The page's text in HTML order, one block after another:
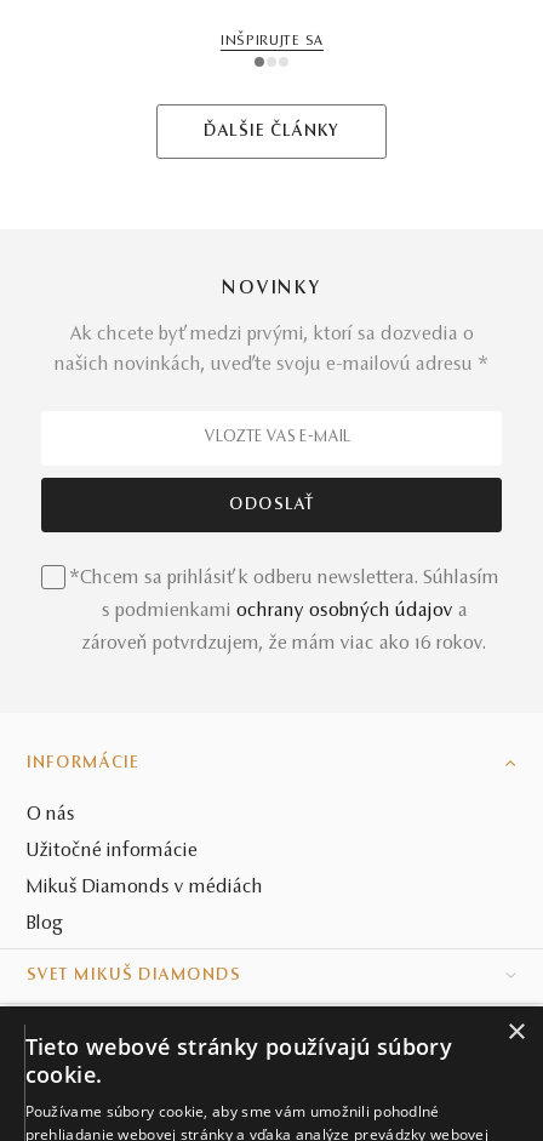
INŠPIRUJTE SA
1 2 3
ĎALŠIE ČLÁNKY
NOVINKY
Ak chcete byť medzi prvými, ktorí sa dozvedia o
našich novinkách, uveďte svoju e-mailovú adresu *
*Chcem sa prihlásiť k odberu newslettera. Súhlasím
s podmienkami ochrany osobných údajov a
zároveň potvrdzujem, že mám viac ako 16 rokov.
INFORMÁCIE
O nás
Užitočné informácie
Mikuš Diamonds v médiách
Blog
SVET MIKUŠ DIAMONDS
KONTAKT
Naše klenotníctva
×
Tieto webové stránky používajú súbory
cookie.
Používame súbory cookie, aby sme vám umožnili pohodlné
prehliadanie webovej stránky a vďaka analýze prevádzky webovej